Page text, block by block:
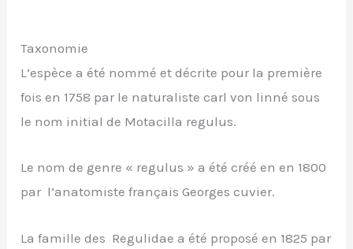
Taxonomie
L’espèce a été nommé et décrite pour la première
fois en 1758 par le naturaliste carl von linné sous
le nom initial de Motacilla regulus.
Le nom de genre « regulus » a été créé en en 1800
par l’anatomiste français Georges cuvier.
La famille des Regulidae a été proposé en 1825 par